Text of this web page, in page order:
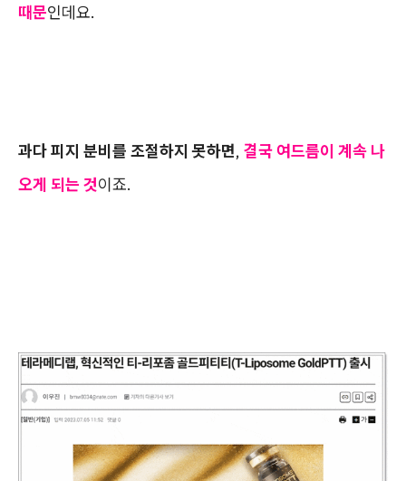
때문인데요.
과다 피지 분비를 조절하지 못하면, 결국 여드름이 계속 나
오게 되는 것이죠.